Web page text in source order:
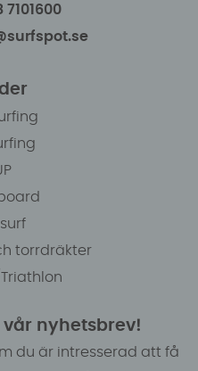
7101600
torrdräkter
nyhetsbrev!
du är intresserad att få